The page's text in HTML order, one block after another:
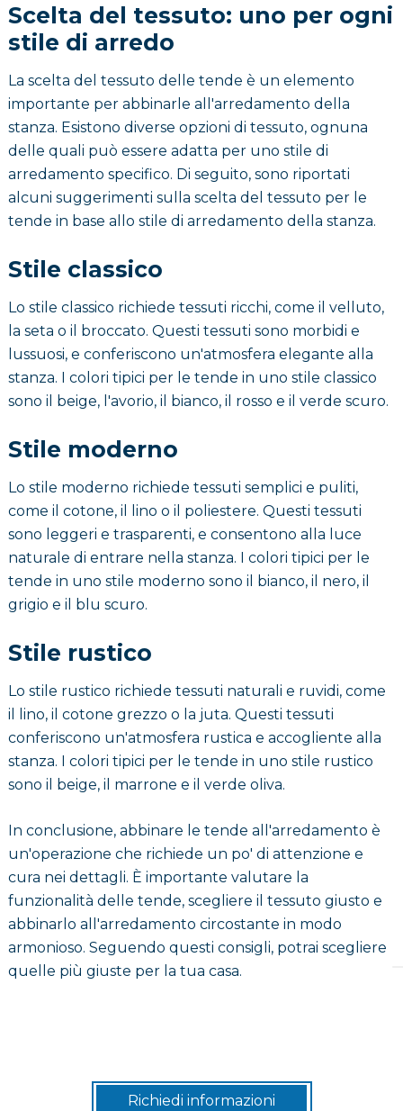
Scelta del tessuto: uno per ogni
stile di arredo
La scelta del tessuto delle tende è un elemento
importante per abbinarle all'arredamento della
stanza. Esistono diverse opzioni di tessuto, ognuna
delle quali può essere adatta per uno stile di
arredamento specifico. Di seguito, sono riportati
alcuni suggerimenti sulla scelta del tessuto per le
tende in base allo stile di arredamento della stanza.
Stile classico
Lo stile classico richiede tessuti ricchi, come il velluto,
la seta o il broccato. Questi tessuti sono morbidi e
lussuosi, e conferiscono un'atmosfera elegante alla
stanza. I colori tipici per le tende in uno stile classico
sono il beige, l'avorio, il bianco, il rosso e il verde scuro.
Stile moderno
Lo stile moderno richiede tessuti semplici e puliti,
come il cotone, il lino o il poliestere. Questi tessuti
sono leggeri e trasparenti, e consentono alla luce
naturale di entrare nella stanza. I colori tipici per le
tende in uno stile moderno sono il bianco, il nero, il
grigio e il blu scuro.
Stile rustico
Lo stile rustico richiede tessuti naturali e ruvidi, come
il lino, il cotone grezzo o la juta. Questi tessuti
conferiscono un'atmosfera rustica e accogliente alla
stanza. I colori tipici per le tende in uno stile rustico
sono il beige, il marrone e il verde oliva.
In conclusione, abbinare le tende all'arredamento è
un'operazione che richiede un po' di attenzione e
cura nei dettagli. È importante valutare la
funzionalità delle tende, scegliere il tessuto giusto e
abbinarlo all'arredamento circostante in modo
armonioso. Seguendo questi consigli, potrai scegliere
quelle più giuste per la tua casa.
Richiedi informazioni